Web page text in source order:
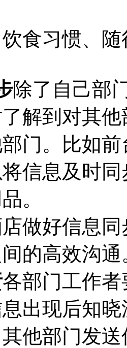
食习惯、
除了自己部
解到对其
门。比如
信息及时
。
做好信息
的高效沟通
各部门工作
出现后知
其他部门发